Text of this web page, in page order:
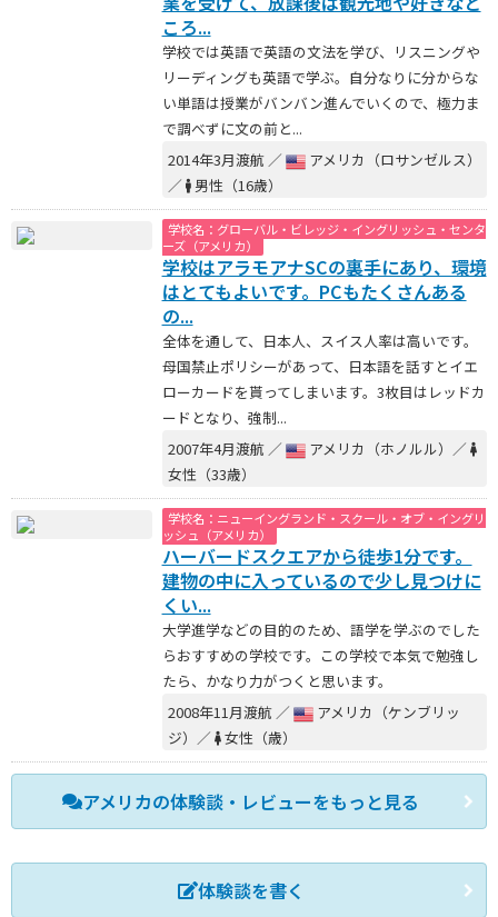
ころ...
学校では英語で英語の文法を学び、リスニングや
リーディングも英語で学ぶ。自分なりに分からな
い単語は授業がバンバン進んでいくので、極力ま
で調べずに文の前と...
2014年3月渡航 ／
アメリカ（ロサンゼルス）
／ 男性（16歳）
学校名：グローバル・ビレッジ・イングリッシュ・センタ
ーズ（アメリカ）
学校はアラモアナSCの裏手にあり、環境
はとてもよいです。PCもたくさんある
の...
全体を通して、日本人、スイス人率は高いです。
母国禁止ポリシーがあって、日本語を話すとイエ
ローカードを貰ってしまいます。3枚目はレッドカ
ードとなり、強制...
2007年4月渡航 ／
アメリカ（ホノルル）／
女性（33歳）
学校名：ニューイングランド・スクール・オブ・イングリ
ッシュ（アメリカ）
ハーバードスクエアから徒歩1分です。
建物の中に入っているので少し見つけに
くい...
大学進学などの目的のため、語学を学ぶのでした
らおすすめの学校です。この学校で本気で勉強し
たら、かなり力がつくと思います。
2008年11月渡航 ／
アメリカ（ケンブリッ
ジ）／ 女性（歳）
アメリカの体験談・レビューをもっと見る
体験談を書く